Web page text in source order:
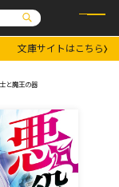
プ広報室
文庫サイトはこちら
と魔王の器